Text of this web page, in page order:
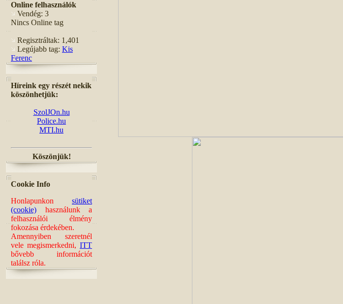
Online felhasználók
Vendég: 3
Nincs Online tag
Regisztráltak: 1,401
Legújabb tag: Kis
Ferenc
Híreink egy részét nekik
köszönhetjük:
SzolJOn.hu
Police.hu
MTI.hu
Köszönjük!
Cookie Info
Honlapunkon sütiket
(cookie) használunk a
felhasználói élmény
fokozása érdekében.
Amennyiben szeretnél
vele megismerkedni, ITT
bővebb információt
találsz róla.